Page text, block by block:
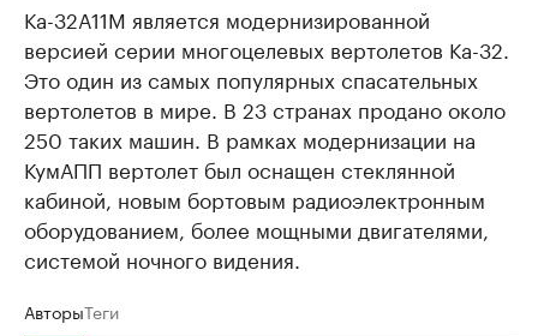
Ка-32А11М является модернизированной
версией серии многоцелевых вертолетов Ка-32.
Это один из самых популярных спасательных
вертолетов в мире. В 23 странах продано около
250 таких машин. В рамках модернизации на
КумАПП вертолет был оснащен стеклянной
кабиной, новым бортовым радиоэлектронным
оборудованием, более мощными двигателями,
системой ночного видения.
АвторыТеги